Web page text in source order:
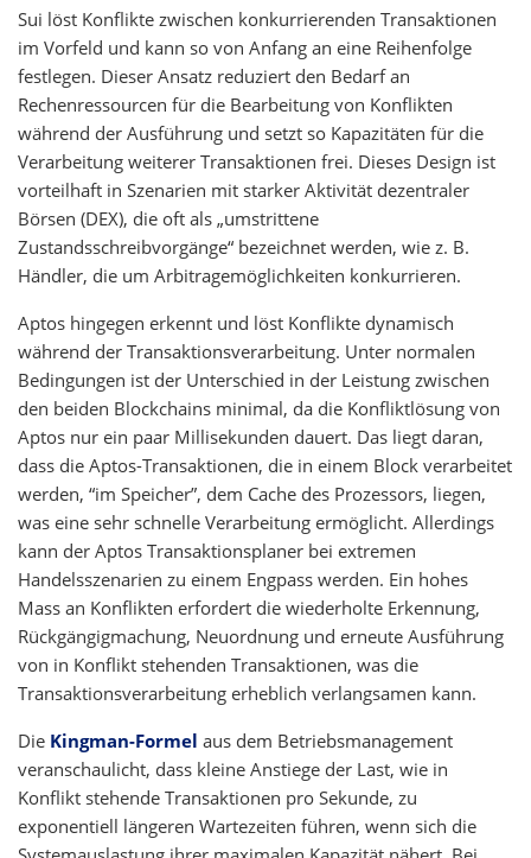
Sui löst Konflikte zwischen konkurrierenden Transaktionen
im Vorfeld und kann so von Anfang an eine Reihenfolge
festlegen. Dieser Ansatz reduziert den Bedarf an
Rechenressourcen für die Bearbeitung von Konflikten
während der Ausführung und setzt so Kapazitäten für die
Verarbeitung weiterer Transaktionen frei. Dieses Design ist
vorteilhaft in Szenarien mit starker Aktivität dezentraler
Börsen (DEX), die oft als „umstrittene
Zustandsschreibvorgänge“ bezeichnet werden, wie z. B.
Händler, die um Arbitragemöglichkeiten konkurrieren.
Aptos hingegen erkennt und löst Konflikte dynamisch
während der Transaktionsverarbeitung. Unter normalen
Bedingungen ist der Unterschied in der Leistung zwischen
den beiden Blockchains minimal, da die Konfliktlösung von
Aptos nur ein paar Millisekunden dauert. Das liegt daran,
dass die Aptos-Transaktionen, die in einem Block verarbeitet
werden, “im Speicher”, dem Cache des Prozessors, liegen,
was eine sehr schnelle Verarbeitung ermöglicht. Allerdings
kann der Aptos Transaktionsplaner bei extremen
Handelsszenarien zu einem Engpass werden. Ein hohes
Mass an Konflikten erfordert die wiederholte Erkennung,
Rückgängigmachung, Neuordnung und erneute Ausführung
von in Konflikt stehenden Transaktionen, was die
Transaktionsverarbeitung erheblich verlangsamen kann.
Die Kingman-Formel aus dem Betriebsmanagement
veranschaulicht, dass kleine Anstiege der Last, wie in
Konflikt stehende Transaktionen pro Sekunde, zu
exponentiell längeren Wartezeiten führen, wenn sich die